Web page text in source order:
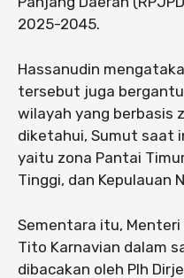
2025-2045.
Hassanudin
tersebut juga
wilayah yang berbasis
diketahui, Sumut saat
yaitu zona Pantai
Tinggi, dan Kepulauan
Sementara itu, Menteri
Tito Karnavian dalam
dibacakan oleh Plh